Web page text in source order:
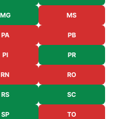
MG MS
PA PB
PI PR
RN RO
RS SC
SP TO